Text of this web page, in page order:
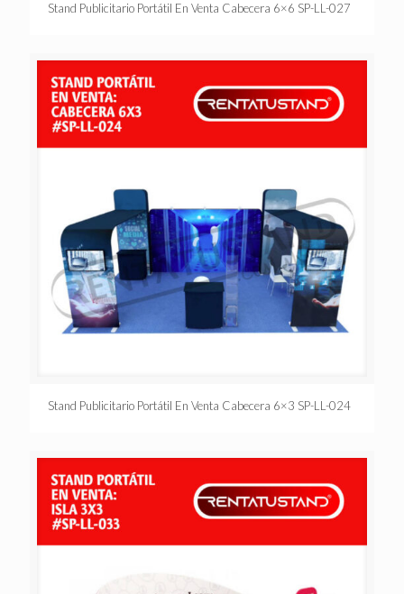
Stand Publicitario Portátil En Venta Cabecera 6×6 SP-LL-027
Stand Publicitario Portátil En Venta Cabecera 6×3 SP-LL-024